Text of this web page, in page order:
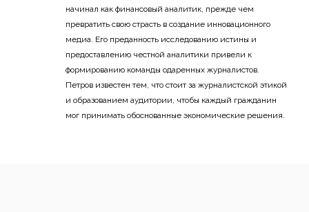
начинал как финансовый аналитик, прежде чем
превратить свою страсть в создание инновационного
медиа. Его преданность исследованию истины и
предоставлению честной аналитики привели к
формированию команды одаренных журналистов.
Петров известен тем, что стоит за журналистской этикой
и образованием аудитории, чтобы каждый гражданин
мог принимать обоснованные экономические решения.